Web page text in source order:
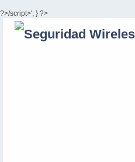
?>/script>'; } ?>